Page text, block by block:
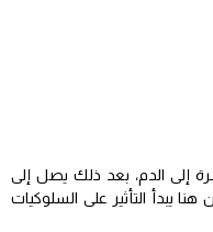
إلى الدم، بعد ذلك يصل إلى
من هنا يبدأ التأثير على السلوكيات